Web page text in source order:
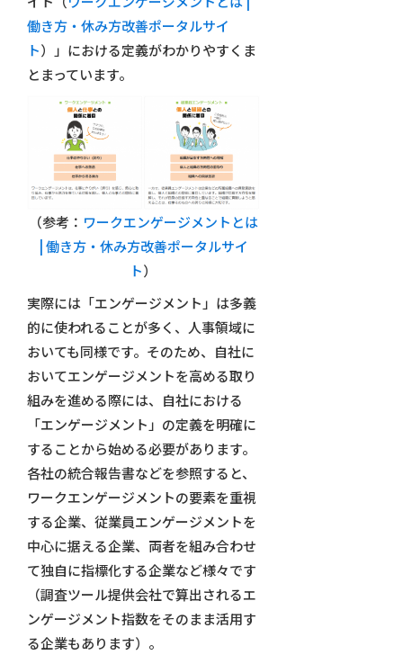
働き方・休み方改善ポータルサイ
ト）」における定義がわかりやすくま
とまっています。
（参考： ワークエンゲージメントとは
| 働き方・休み方改善ポータルサイ
ト）
実際には「エンゲージメント」は多義
的に使われることが多く、人事領域に
おいても同様です。そのため、自社に
おいてエンゲージメントを高める取り
組みを進める際には、自社における
「エンゲージメント」の定義を明確に
することから始める必要があります。
各社の統合報告書などを参照すると、
ワークエンゲージメントの要素を重視
する企業、従業員エンゲージメントを
中心に据える企業、両者を組み合わせ
て独自に指標化する企業など様々です
（調査ツール提供会社で算出されるエ
ンゲージメント指数をそのまま活用す
る企業もあります）。